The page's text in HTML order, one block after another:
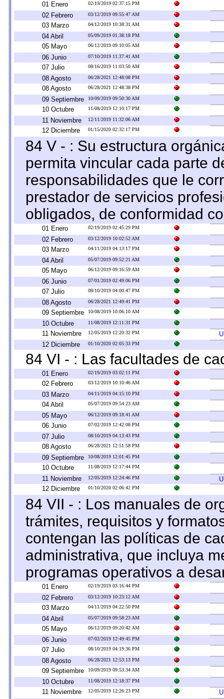
01 Enero 02/19/2019 02:37:15 PM
02 Febrero 03/12/2019 09:55:47 AM
03 Marzo 04/12/2019 10:38:31 AM
04 Abril 05/09/2019 01:38:18 PM
05 Mayo 06/12/2019 09:10:05 AM
06 Junio 07/10/2019 11:37:41 AM
07 Julio 08/16/2019 11:03:50 AM
08 Agosto 06/28/2021 12:48:08 PM
08 Agosto 06/28/2021 12:48:38 PM
09 Septiembre 10/09/2019 09:50:30 AM
10 Octubre 11/08/2019 12:10:17 PM
11 Noviembre 12/11/2019 11:32:06 AM
12 Diciembre 01/15/2020 02:32:17 PM
84 V - : Su estructura
permita vincular cada parte
responsabilidades que le
prestador de servicios
obligados, de conformidad
01 Enero 02/19/2019 02:45:29 PM
02 Febrero 03/12/2019 10:02:52 AM
03 Marzo 04/11/2019 04:13:17 PM
04 Abril 05/07/2019 09:52:21 AM
05 Mayo 06/12/2019 09:16:59 AM
06 Junio 07/01/2019 02:49:06 PM
07 Julio 08/10/2019 04:00:47 PM
08 Agosto 06/28/2021 12:49:41 PM
09 Septiembre 10/08/2019 10:06:10 AM
10 Octubre 11/08/2019 12:11:31 PM
11 Noviembre 12/05/2019 12:20:32 PM
12 Diciembre
01/10/2020 02:05:33 PM
84 VI - : Las facultades de
01 Enero 02/19/2019 03:02:11 PM
02 Febrero 03/12/2019 10:10:46 AM
03 Marzo 04/11/2019 04:15:10 PM
04 Abril 05/07/2019 09:54:23 AM
05 Mayo 06/12/2019 09:18:41 AM
06 Junio 07/02/2019 12:42:08 PM
07 Julio 08/10/2019 04:13:43 PM
08 Agosto 06/28/2021 12:51:58 PM
09 Septiembre 10/08/2019 12:01:45 PM
10 Octubre 11/08/2019 12:17:44 PM
11 Noviembre 12/05/2019 12:24:46 PM
12 Diciembre
01/10/2020 02:06:42 PM
84 VII - : Los manuales de
trámites, requisitos y
contengan las políticas de
administrativa, que incluya
programas operativos a
01 Enero 02/19/2019 03:16:44 PM
02 Febrero 03/12/2019 10:23:12 AM
03 Marzo 04/11/2019 04:22:50 PM
04 Abril 05/07/2019 09:58:23 AM
05 Mayo 06/12/2019 09:20:42 AM
06 Junio 07/02/2019 12:49:45 PM
07 Julio 08/10/2019 04:19:36 PM
08 Agosto 06/28/2021 12:53:13 PM
09 Septiembre 10/09/2019 09:53:34 AM
10 Octubre 11/08/2019 12:18:37 PM
11 Noviembre 12/05/2019 12:26:23 PM